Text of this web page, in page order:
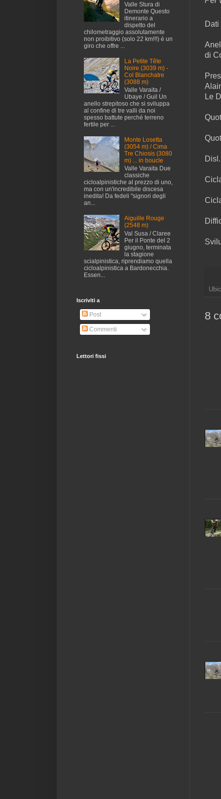
Dati
di
Le
8
Valle Stura di
Demonte Questo
itinerario a
dispetto del
chilometraggio assolutamente
non proibitivo (solo 22 km!!!) è un
giro che offre ...
La Petite Tête
Noire (3039 m) -
Col Blanchatre
(3088 m)
Valle Varaita /
Ubaye / Guil Un
anello strepitoso che si sviluppa
al confine di tre valli da noi
spesso battute perché terreno
fertile per ...
Monte Losetta
(3054 m) / Cima
Tre Chiosis (3080
m) ... in boucle
Valle Varaita Due
classiche
cicloalpinistiche al prezzo di uno,
ma con un'incredibile discesa
inedita! Da fedeli "signori degli
an...
Aiguille Rouge
(2548 m)
Val Susa / Claree
Per il Ponte del 2
giugno, terminata
la stagione
scialpinistica, riprendiamo quella
cicloalpinistica a Bardonecchia.
Essen...
Iscriviti a
Post
Commenti
Lettori fissi